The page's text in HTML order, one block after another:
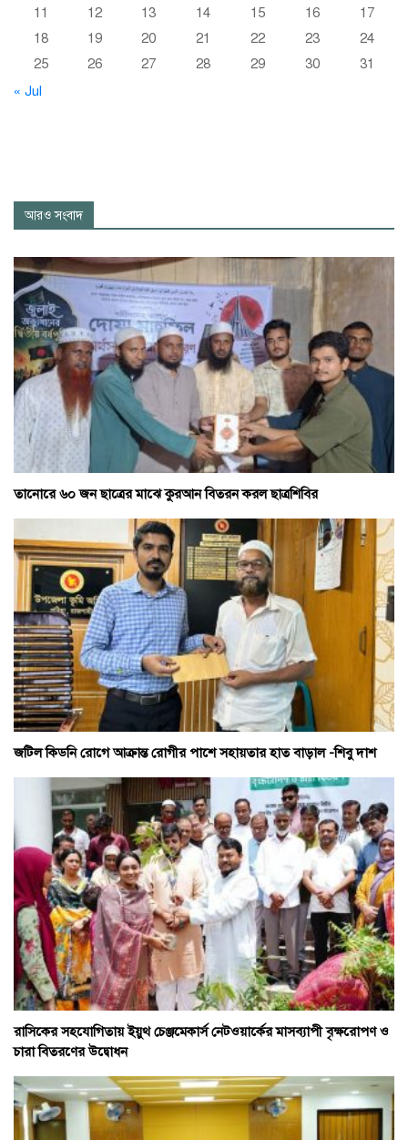
11 12 13 14 15 16
17
18
19 20 21 22 23
24
25
26 27 28 29 30
31
« Jul
আরও সংবাদ
তানোরে ৬০ জন ছাত্রের মাঝে কুরআন বিতরন করল ছাত্রশিবির
জটিল কিডনি রোগে আক্রান্ত রোগীর পাশে সহায়তার হাত বাড়াল -শিবু দাশ
রাসিকের সহযোগিতায় ইয়ুথ চেঞ্জমেকার্স নেটওয়ার্কের মাসব্যাপী বৃক্ষরোপণ ও
চারা বিতরণের উদ্বোধন